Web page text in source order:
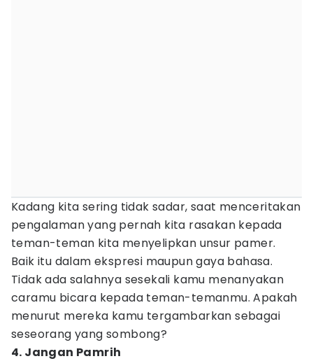
Kadang kita sering tidak sadar, saat menceritakan
pengalaman yang pernah kita rasakan kepada
teman-teman kita menyelipkan unsur pamer.
Baik itu dalam ekspresi maupun gaya bahasa.
Tidak ada salahnya sesekali kamu menanyakan
caramu bicara kepada teman-temanmu. Apakah
menurut mereka kamu tergambarkan sebagai
seseorang yang sombong?
4. Jangan Pamrih